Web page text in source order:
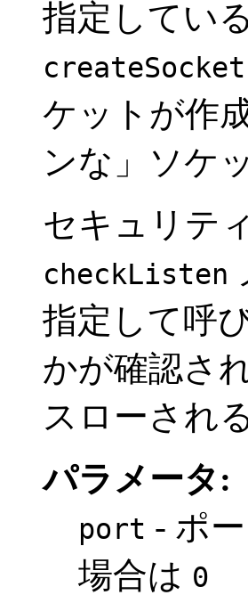
指定してい
ケットが作
ンな」ソケ
セキュリテ
checkListen
指定して呼
かが確認さ
スローされ
パラメータ:
port - ポ
場合は 0